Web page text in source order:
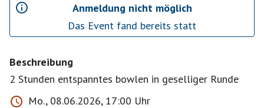
Anmeldung nicht möglich
Das Event fand bereits statt
Beschreibung
2 Stunden entspanntes bowlen in geselliger Runde
Mo., 08.06.2026, 17:00 Uhr